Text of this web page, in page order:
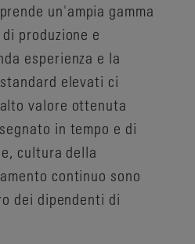
un'ampia gamma
produzione e
esperienza e la
elevati ci
valore ottenuta
in tempo e di
cultura della
continuo sono
dei dipendenti di